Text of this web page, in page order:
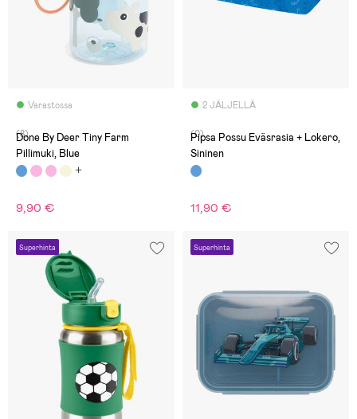
Varastossa
(8)
Done By Deer Tiny Farm
Pillimuki, Blue
9,90 €
2 JÄLJELLÄ
(0)
Pipsa Possu Eväsrasia + Lokero,
Sininen
11,90 €
Superhinta Superhinta